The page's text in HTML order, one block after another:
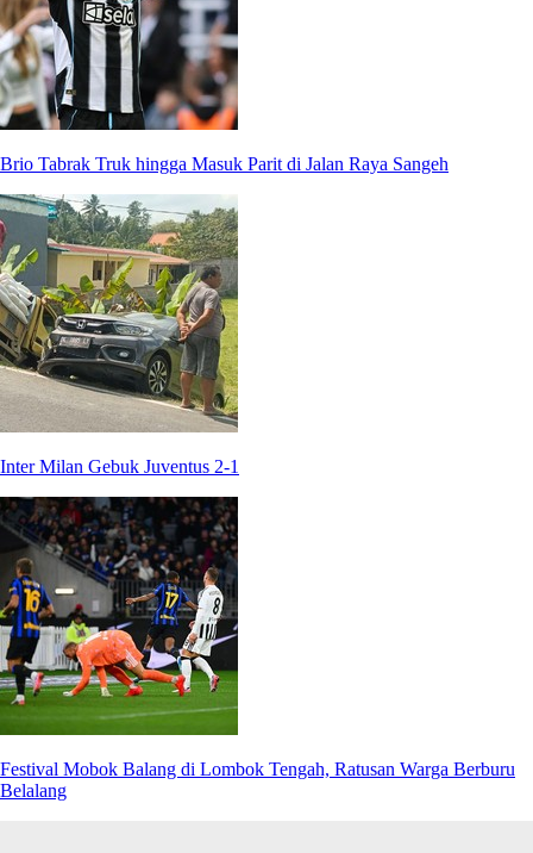
Brio Tabrak Truk hingga Masuk Parit di Jalan Raya Sangeh
Inter Milan Gebuk Juventus 2-1
Festival Mobok Balang di Lombok Tengah, Ratusan Warga Berburu
Belalang